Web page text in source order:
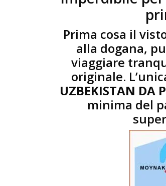
Prima cosa il
alla dogana,
viaggiare
originale.
UZBEKISTAN DA
minima del